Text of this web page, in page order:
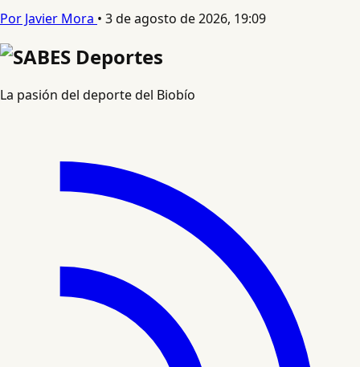
Por Javier Mora • 3 de agosto de 2026, 19:09
La pasión del deporte del Biobío